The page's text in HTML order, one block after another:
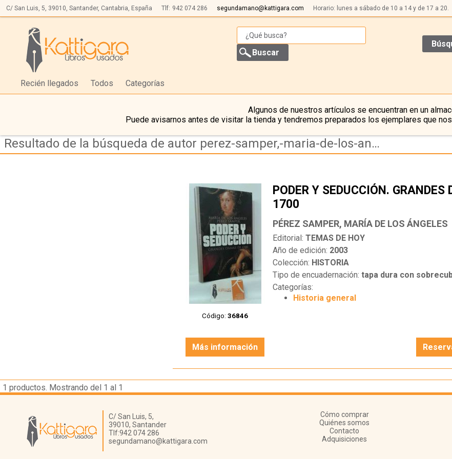
C/ San Luis, 5, 39010, Santander, Cantabria, España Tlf: 942 074 286 segundamano@kattigara.com Horario: lunes a sábado de 10 a 14 y de 17 a 20.
Recién llegados Todos Categorías
Algunos de nuestros artículos se encuentran en un
Puede avisarnos antes de visitar la tienda y tendremos preparados los ejemplares que
Resultado de la búsqueda de autor perez-samper,-maria-de-los-angeles
Código:36846
PODER Y SEDUCCIÓN. GRANDES
1700
PÉREZ SAMPER, MARÍA DE LOS ÁNGELES
Editorial: TEMAS DE HOY
Año de edición: 2003
Colección: HISTORIA
Tipo de encuadernación: tapa dura con
Categorías:
Historia general
Más información
1 productos. Mostrando del 1 al 1
Librería Kattigara
C/ San Luis, 5,
39010, Santander
Tlf:942 074 286
segundamano@kattigara.com
Cómo comprar
Quiénes somos
Contacto
Adquisiciones